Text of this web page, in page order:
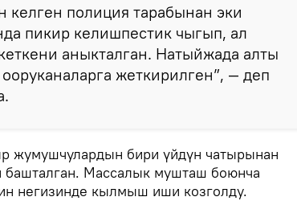
келген полиция тарабынан эки
пикир келишпестик чыгып, ал
аныкталган. Натыйжада алты
жеткирилген”, — деп
жумушчулардын бири үйдүн чатырынан
Массалык мушташ боюнча
негизинде кылмыш иши козголду.